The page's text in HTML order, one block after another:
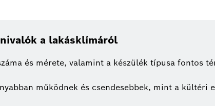
a lakásklímáról
és mérete, valamint a készülék típusa fontos
működnek és csendesebbek, mint a kültéri